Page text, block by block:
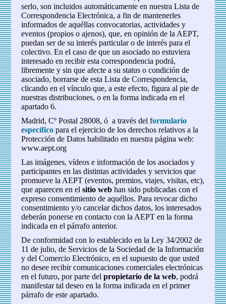
serlo, son incluidos automáticamente en nuestra Lista de
Correspondencia Electrónica, a fin de mantenerles
informados de aquéllas convocatorias, actividades y
eventos (propios o ajenos), que, en opinión de la AEPT,
puedan ser de su interés particular o de interés para el
colectivo. En el caso de que un asociado no estuviera
interesado en recibir esta correspondencia podrá,
libremente y sin que afecte a su status o condición de
asociado, borrarse de esta Lista de Correspondencia,
clicando en el vínculo que, a este efecto, figura al pie de
nuestras distribuciones, o en la forma indicada en el
apartado 6.
Madrid, Cº Postal 28008, ó a través del formulario
específico para el ejercicio de los derechos relativos a la
Protección de Datos habilitado en nuestra página web:
www.aept.org
Las imágenes, vídeos e información de los asociados y
participantes en las distintas actividades y servicios que
promueve la AEPT (eventos, premios, viajes, visitas, etc),
que aparecen en elsitio web han sido publicadas con el
expreso consentimiento de aquéllos. Para revocar dicho
consentimiento y/o cancelar dichos datos, los interesados
deberán ponerse en contacto con la AEPT en la forma
indicada en el párrafo anterior.
De conformidad con lo establecido en la Ley 34/2002 de
11 de julio, de Servicios de la Sociedad de la Información
y del Comercio Electrónico, en el supuesto de que usted
no desee recibir comunicaciones comerciales electrónicas
en el futuro, por parte delpropietario de la web, podrá
manifestar tal deseo en la forma indicada en el primer
párrafo de este apartado.